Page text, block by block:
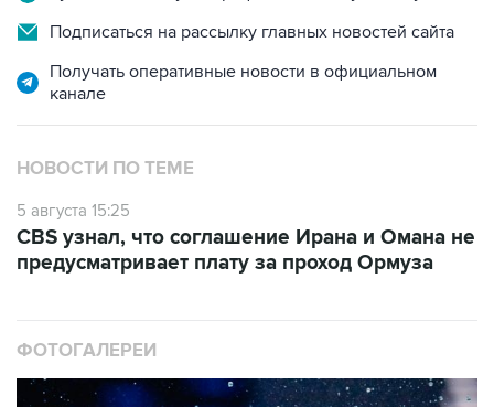
Получать оперативные новости в официальном
НОВОСТИ ПО ТЕМЕ
5 августа 15:25
предусматривает плату за проход Ормуза